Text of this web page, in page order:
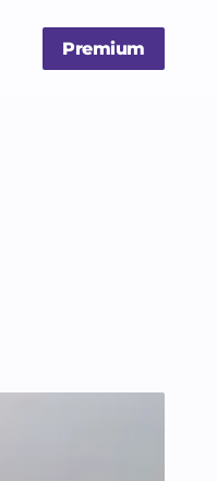
Premium